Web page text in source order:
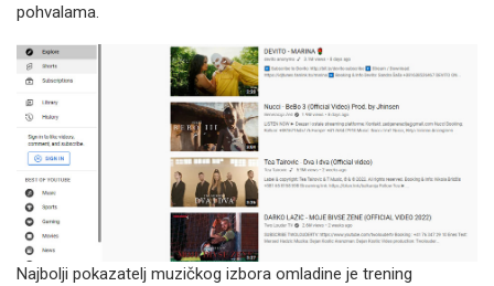
pohvalama.
Najbolji pokazatelj muzičkog izbora omladine je trening